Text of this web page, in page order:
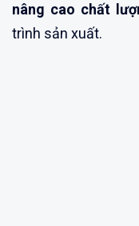
nâng cao chất
trình sản xuất.